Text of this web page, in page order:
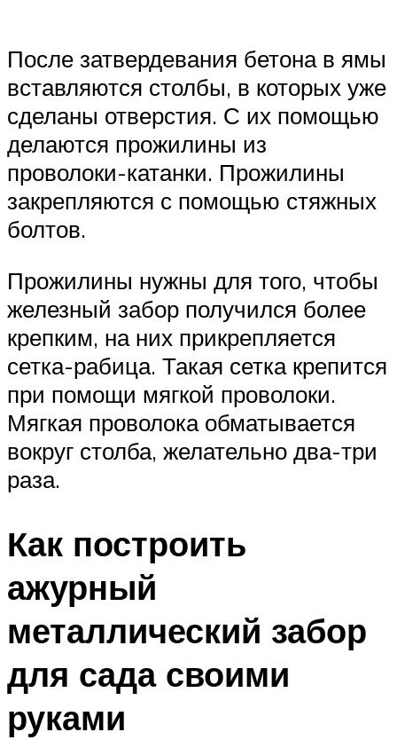
После затвердевания бетона в ямы
вставляются столбы, в которых уже
сделаны отверстия. С их помощью
делаются прожилины из
проволоки-катанки. Прожилины
закрепляются с помощью стяжных
болтов.
Прожилины нужны для того, чтобы
железный забор получился более
крепким, на них прикрепляется
сетка-рабица. Такая сетка крепится
при помощи мягкой проволоки.
Мягкая проволока обматывается
вокруг столба, желательно два-три
раза.
Как построить
ажурный
металлический забор
для сада своими
руками